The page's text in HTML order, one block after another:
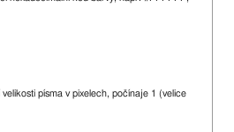
písma v pixelech, počínaje 1 (velice